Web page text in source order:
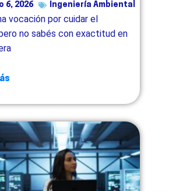
6, 2026 Ingeniería Ambiental
vocación por cuidar el
no sabés con exactitud en